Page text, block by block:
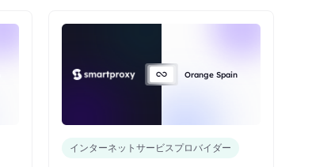
Orange Spain
インターネットサービスプロバイダー